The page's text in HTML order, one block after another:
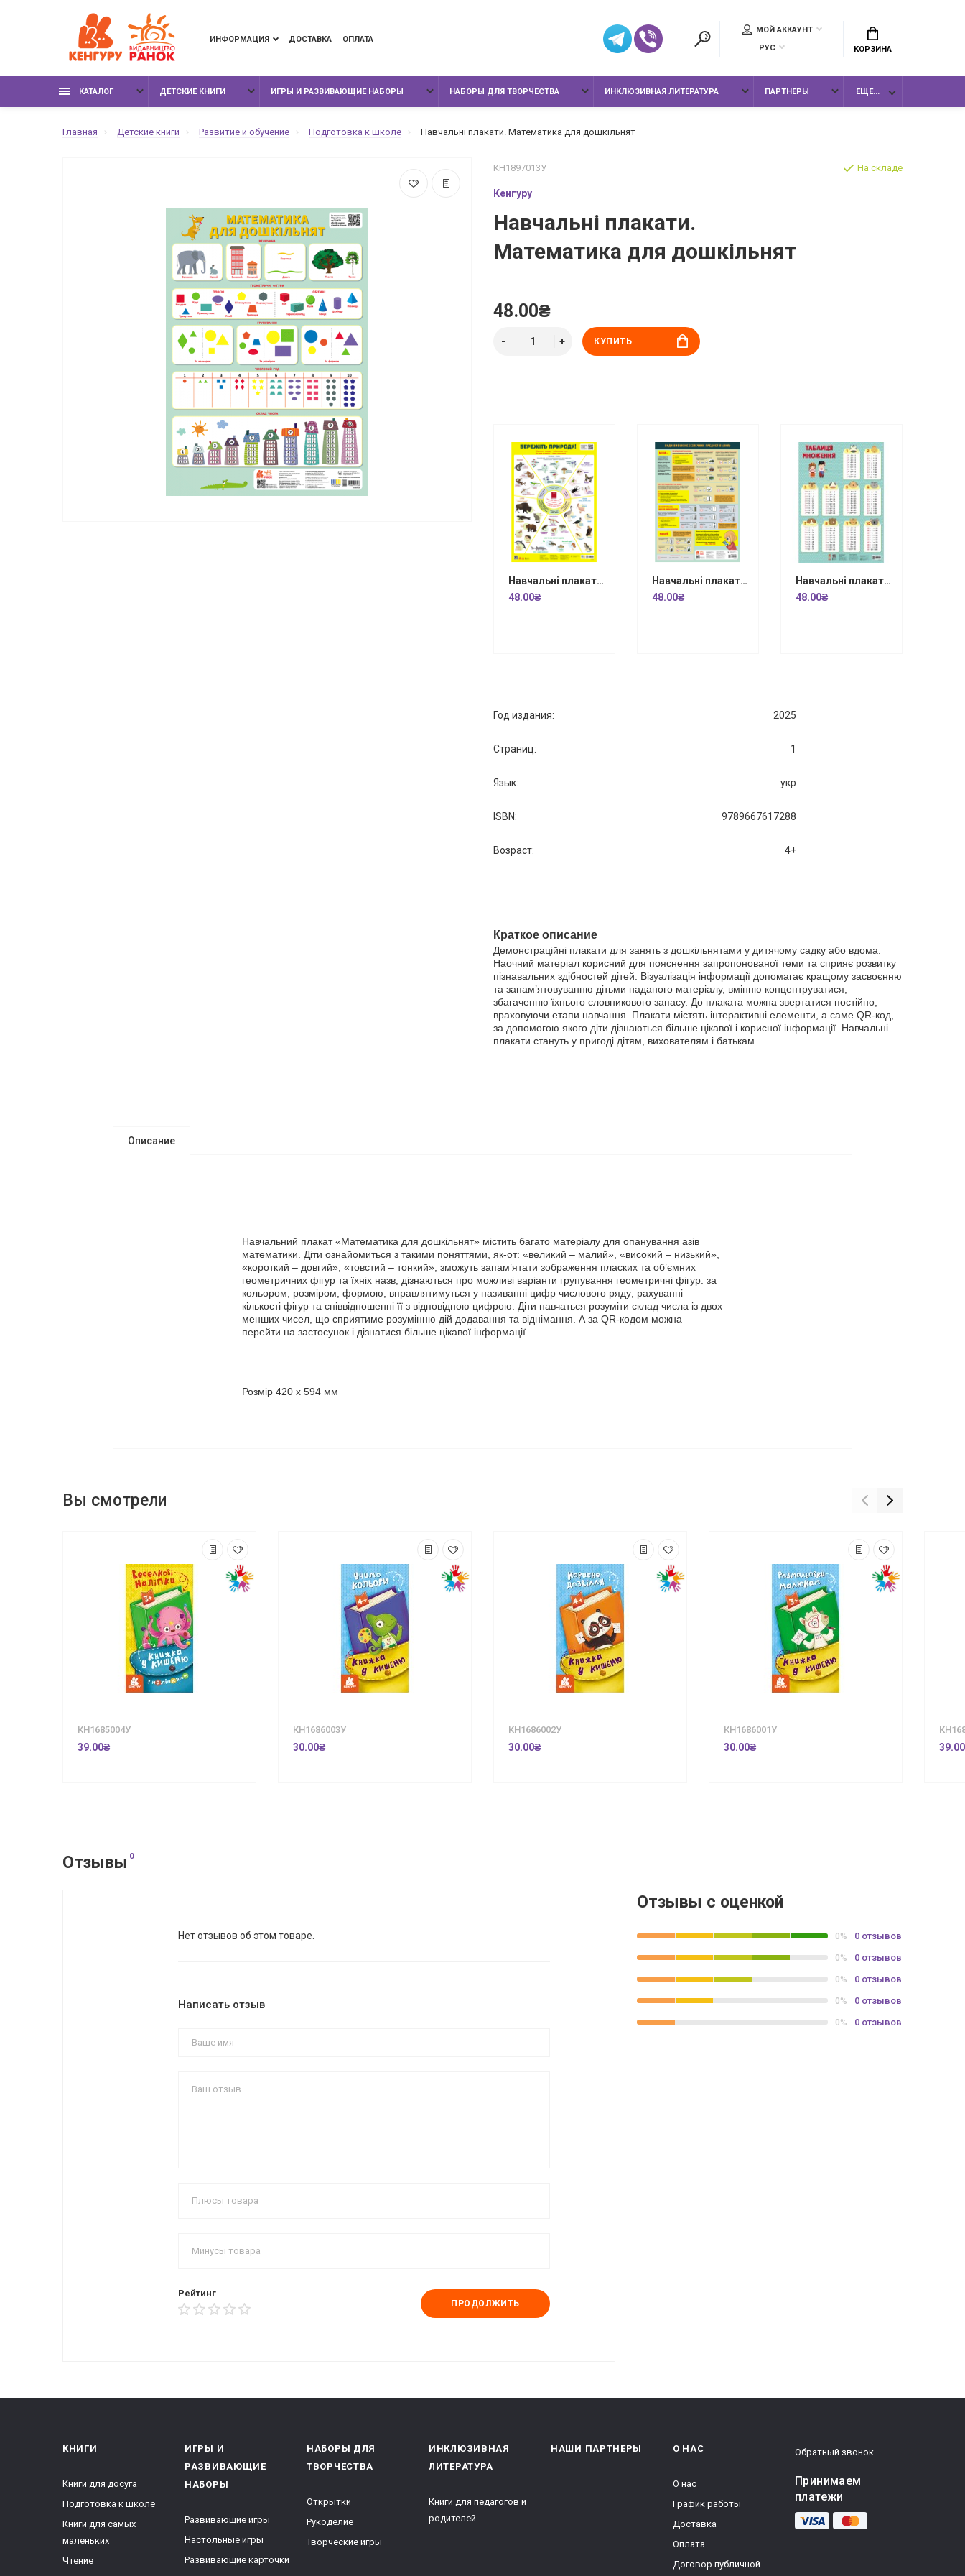
ИНФОРМАЦИЯ ДОСТАВКА ОПЛАТА
МОЙ АККАУНТ
РУС
КОРЗИНА
КАТАЛОГ ДЕТСКИЕ КНИГИ ИГРЫ И РАЗВИВАЮЩИЕ НАБОРЫ НАБОРЫ ДЛЯ ТВОРЧЕСТВА ИНКЛЮЗИВНАЯ ЛИТЕРАТУРА ПАРТНЕРЫ ЕЩЕ...
Главная Детские книги Развитие и обучение Подготовка к школе Навчальні плакати. Математика для дошкільнят
КН1897013У
Кенгуру
Навчальні плакати.
Математика для дошкільнят
На складе
48.00₴
КУПИТЬ
Навчальні плакати. Бережіть природу!
48.00₴
Навчальні плакати. Види вибуховонебезпечних предметів (ВНП)
48.00₴
Навчальні плакати. Таблиця множення
48.00₴
Год издания: 2025
Страниц: 1
Язык: укр
ISBN: 9789667617288
Возраст: 4+
Краткое описание
Демонстраційні плакати для занять з дошкільнятами у дитячому садку або вдома.
Наочний матеріал корисний для пояснення запропонованої теми та сприяє розвитку
пізнавальних здібностей дітей. Візуалізація інформації допомагає кращому засвоєнню
та запам’ятовуванню дітьми наданого матеріалу, вмінню концентруватися,
збагаченню їхнього словникового запасу. До плаката можна звертатися постійно,
враховуючи етапи навчання. Плакати містять інтерактивні елементи, а саме QR-код,
за допомогою якого діти дізнаються більше цікавої і корисної інформації. Навчальні
плакати стануть у пригоді дітям, вихователям і батькам.
Описание
Навчальний плакат «Математика для дошкільнят» містить багато матеріалу для опанування азів
математики. Діти ознайомиться з такими поняттями, як-от: «великий – малий», «високий – низький»,
«короткий – довгий», «товстий – тонкий»; зможуть запам’ятати зображення пласких та об’ємних
геометричних фігур та їхніх назв; дізнаються про можливі варіанти групування геометричні фігур: за
кольором, розміром, формою; вправлятимуться у називанні цифр числового ряду; рахуванні
кількості фігур та співвідношенні її з відповідною цифрою. Діти навчаться розуміти склад числа із двох
менших чисел, що сприятиме розумінню дій додавання та віднімання. А за QR-кодом можна
перейти на застосунок і дізнатися більше цікавої інформації.
Розмір 420 х 594 мм
Вы смотрели
КН1685004У
39.00₴
КН1686003У
30.00₴
КН1686002У
30.00₴
КН1686001У
30.00₴
Отзывы 0
Нет отзывов об этом товаре.
Написать отзыв
Рейтинг
ПРОДОЛЖИТЬ
Отзывы с оценкой
0% 0 отзывов
0% 0 отзывов
0% 0 отзывов
0% 0 отзывов
0% 0 отзывов
КНИГИ
Книги для досуга
Подготовка к школе
Книги для самых
маленьких
Чтение
ИГРЫ И
РАЗВИВАЮЩИЕ
НАБОРЫ
Развивающие игры
Настольные игры
Развивающие карточки
НАБОРЫ ДЛЯ
ТВОРЧЕСТВА
Открытки
Рукоделие
Творческие игры
ИНКЛЮЗИВНАЯ
ЛИТЕРАТУРА
Книги для педагогов и
родителей
НАШИ ПАРТНЕРЫ О НАС
О нас
График работы
Доставка
Оплата
Договор публичной
Обратный звонок
Принимаем
платежи